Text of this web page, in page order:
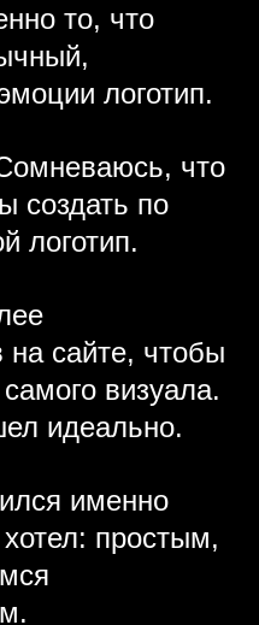
то, что
логотип.
что
создать по
логотип.
на сайте, чтобы
визуала.
идеально.
именно
простым,